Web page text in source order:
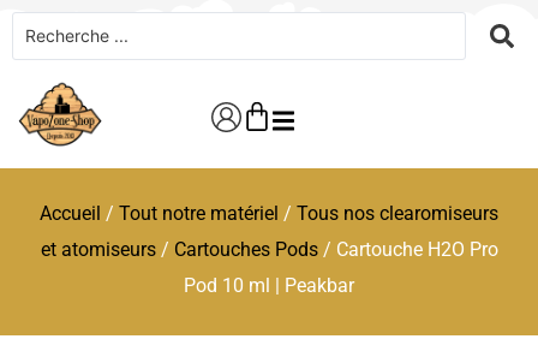
Accueil / Tout notre matériel / Tous nos clearomiseurs
et atomiseurs/ Cartouches Pods/ Cartouche H2O Pro
Pod 10 ml | Peakbar